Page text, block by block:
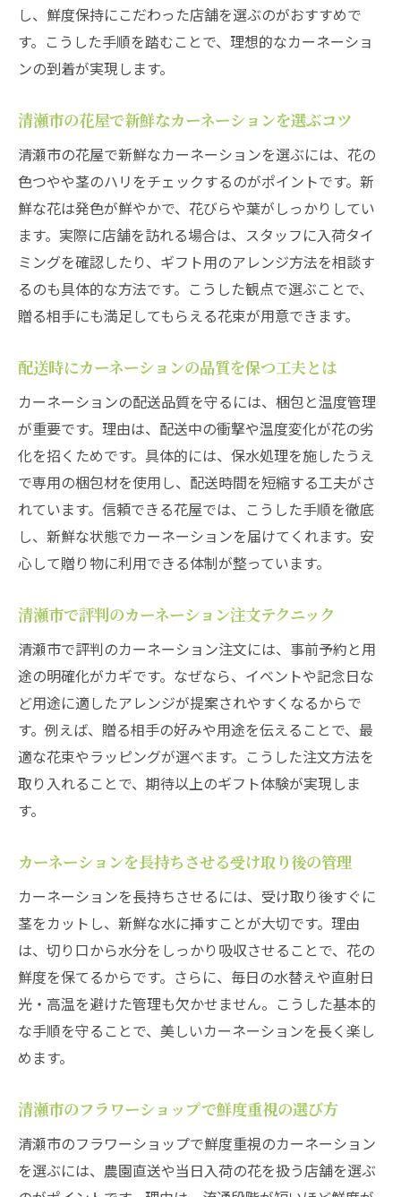
し、鮮度保持にこだわった店舗を選ぶのがおすすめで
す。こうした手順を踏むことで、理想的なカーネーショ
ンの到着が実現します。
清瀬市の花屋で新鮮なカーネーションを選ぶコツ
清瀬市の花屋で新鮮なカーネーションを選ぶには、花の
色つやや茎のハリをチェックするのがポイントです。新
鮮な花は発色が鮮やかで、花びらや葉がしっかりしてい
ます。実際に店舗を訪れる場合は、スタッフに入荷タイ
ミングを確認したり、ギフト用のアレンジ方法を相談す
るのも具体的な方法です。こうした観点で選ぶことで、
贈る相手にも満足してもらえる花束が用意できます。
配送時にカーネーションの品質を保つ工夫とは
カーネーションの配送品質を守るには、梱包と温度管理
が重要です。理由は、配送中の衝撃や温度変化が花の劣
化を招くためです。具体的には、保水処理を施したうえ
で専用の梱包材を使用し、配送時間を短縮する工夫がさ
れています。信頼できる花屋では、こうした手順を徹底
し、新鮮な状態でカーネーションを届けてくれます。安
心して贈り物に利用できる体制が整っています。
清瀬市で評判のカーネーション注文テクニック
清瀬市で評判のカーネーション注文には、事前予約と用
途の明確化がカギです。なぜなら、イベントや記念日な
ど用途に適したアレンジが提案されやすくなるからで
す。例えば、贈る相手の好みや用途を伝えることで、最
適な花束やラッピングが選べます。こうした注文方法を
取り入れることで、期待以上のギフト体験が実現しま
す。
カーネーションを長持ちさせる受け取り後の管理
カーネーションを長持ちさせるには、受け取り後すぐに
茎をカットし、新鮮な水に挿すことが大切です。理由
は、切り口から水分をしっかり吸収させることで、花の
鮮度を保てるからです。さらに、毎日の水替えや直射日
光・高温を避けた管理も欠かせません。こうした基本的
な手順を守ることで、美しいカーネーションを長く楽し
めます。
清瀬市のフラワーショップで鮮度重視の選び方
清瀬市のフラワーショップで鮮度重視のカーネーション
を選ぶには、農園直送や当日入荷の花を扱う店舗を選ぶ